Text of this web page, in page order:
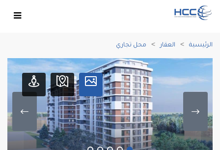
الرئيسية العقار محل تجاري